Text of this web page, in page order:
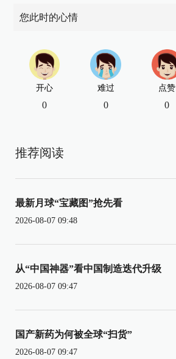
您此时的心情
开心
0
难过
0
点赞
0
推荐阅读
最新月球“宝藏图”抢先看
2026-08-07 09:48
从“中国神器”看中国制造迭代升级
2026-08-07 09:47
国产新药为何被全球“扫货”
2026-08-07 09:47